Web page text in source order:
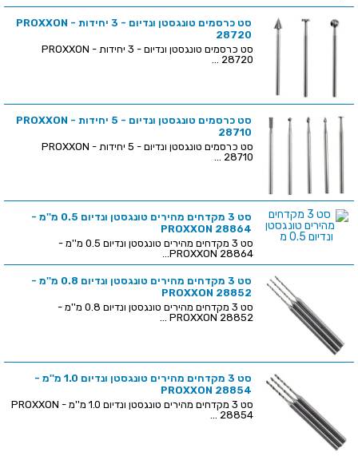
סט כרסמים טונגסטן ונדיום - 3 יחידות - PROXXON
28720
סט כרסמים טונגסטן ונדיום - 3 יחידות - PROXXON
28720 ...
סט כרסמים טונגסטן ונדיום - 5 יחידות - PROXXON
28710
סט כרסמים טונגסטן ונדיום - 5 יחידות - PROXXON
28710 ...
סט 3 מקדחים מהירים טונגסטן ונדיום 0.5 מ''מ -
PROXXON 28864
סט 3 מקדחים מהירים טונגסטן ונדיום 0.5 מ''מ -
PROXXON 28864...
סט 3 מקדחים מהירים טונגסטן ונדיום 0.8 מ''מ -
PROXXON 28852
סט 3 מקדחים מהירים טונגסטן ונדיום 0.8 מ''מ -
PROXXON 28852 ...
סט 3 מקדחים מהירים טונגסטן ונדיום 1.0 מ''מ -
PROXXON 28854
סט 3 מקדחים מהירים טונגסטן ונדיום 1.0 מ''מ - PROXXON
28854 ...